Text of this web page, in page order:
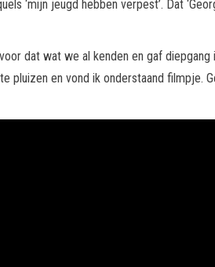
‘mijn jeugd hebben verpest’. Dat
dat wat we al kenden en gaf diepgang
pluizen en vond ik onderstaand filmpje.